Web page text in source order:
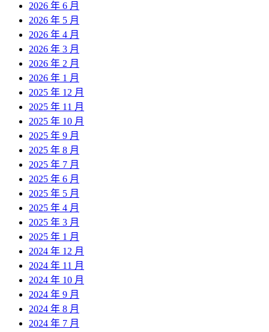
2026 年 6 月
2026 年 5 月
2026 年 4 月
2026 年 3 月
2026 年 2 月
2026 年 1 月
2025 年 12 月
2025 年 11 月
2025 年 10 月
2025 年 9 月
2025 年 8 月
2025 年 7 月
2025 年 6 月
2025 年 5 月
2025 年 4 月
2025 年 3 月
2025 年 1 月
2024 年 12 月
2024 年 11 月
2024 年 10 月
2024 年 9 月
2024 年 8 月
2024 年 7 月